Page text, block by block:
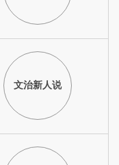
文治新人说